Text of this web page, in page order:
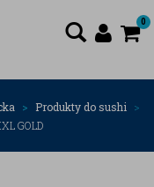
0
Produkty do sushi
GOLD